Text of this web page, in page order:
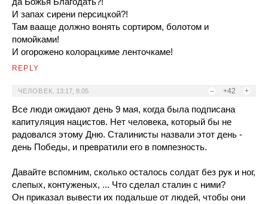
И запах сирени персицкой?!
Там вааще должно вонять сортиром, болотом и
помойками!
И огорожено колорацкиме ленточкаме!
REPLY
– +42 +
ЧЕЛОВЕК 13:17, 8.05
Все люди ожидают день 9 мая, когда была подписана
капитуляция нацистов. Нет человека, который бы не
радовался этому Дню. Сталинисты назвали этот день -
день Победы, и превратили его в помпезность.
Давайте вспомним, сколько осталось солдат без рук и ног,
слепых, контуженых, ... Что сделал сталин с ними?
Он приказал вывести их подальше от людей, чтобы они